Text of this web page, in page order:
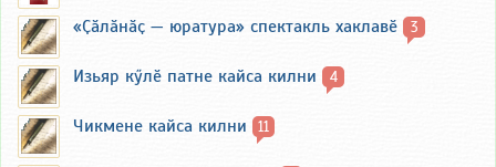
«Ҫӑлӑнӑҫ — юратура» спектакль хаклавӗ 3
Изьяр кӳлӗ патне кайса килни 4
Чикмене кайса килни 11